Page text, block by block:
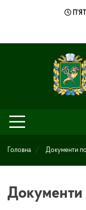
Головна Документи
Документи